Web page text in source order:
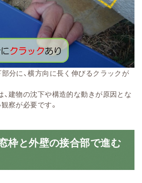
分に、横方向に長く伸びるクラックが
、建物の沈下や構造的な動きが原因とな
察が必要です。
枠と外壁の接合部で進む